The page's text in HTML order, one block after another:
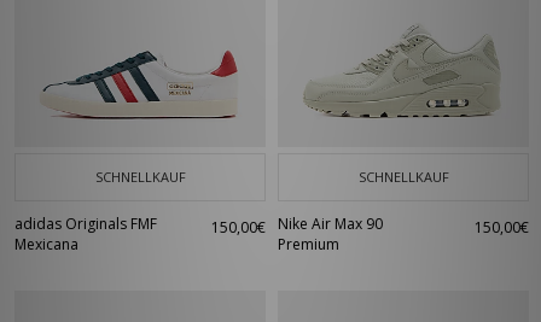
SCHNELLKAUF
adidas Originals FMF
Mexicana
150,00€
SCHNELLKAUF
Nike Air Max 90
Premium
150,00€